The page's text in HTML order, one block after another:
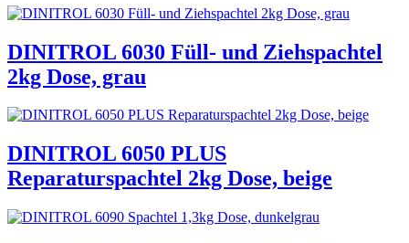
DINITROL 6030 Füll- und Ziehspachtel
2kg Dose, grau
DINITROL 6050 PLUS
Reparaturspachtel 2kg Dose, beige